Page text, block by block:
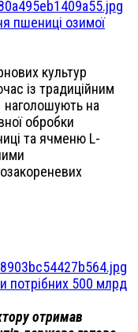
пшениці озимої
культур
із традиційним
наголошують на
обробки
та ячменю L-
потрібних 500 млрд
отримав